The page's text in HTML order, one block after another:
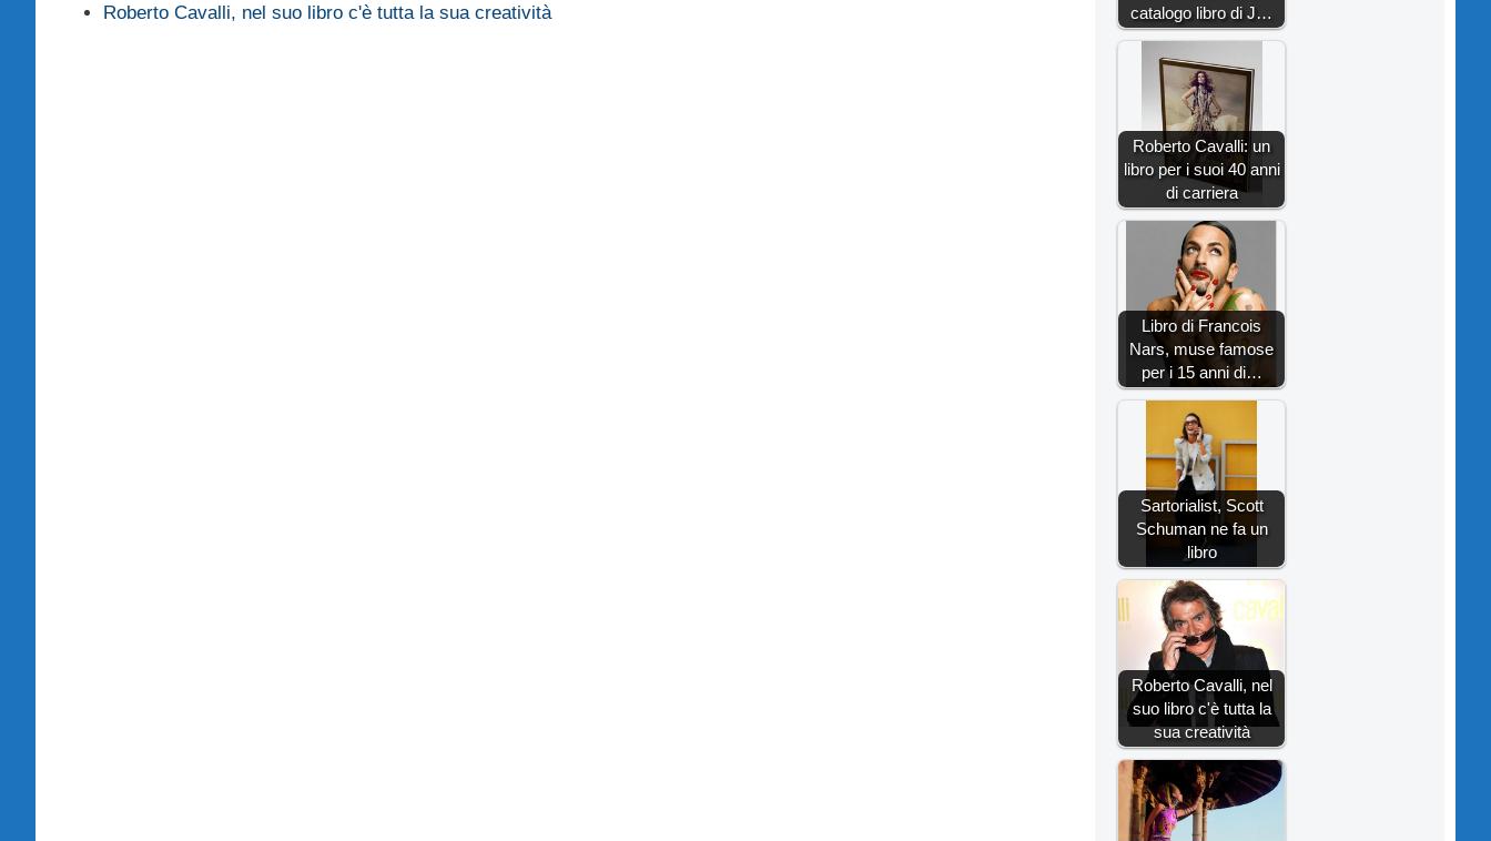
Roberto Cavalli, nel suo libro c'è tutta la sua creatività
catalogo libro di J…
Roberto Cavalli: un
libro per i suoi 40 anni
di carriera
Libro di Francois
Nars, muse famose
per i 15 anni di…
Sartorialist, Scott
Schuman ne fa un
libro
Roberto Cavalli, nel
suo libro c'è tutta la
sua creatività